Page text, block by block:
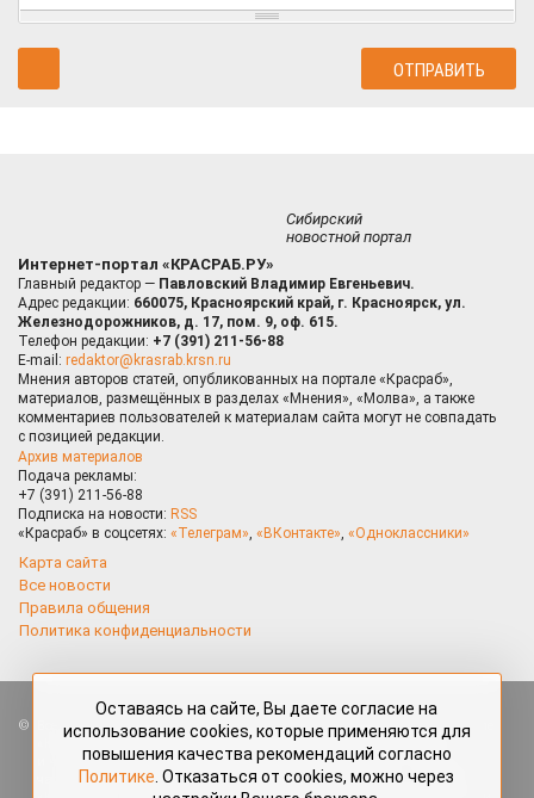
Сибирский
новостной портал
Интернет-портал «КРАСРАБ.РУ»
Главный редактор — Павловский Владимир Евгеньевич.
Адрес редакции: 660075, Красноярский край, г. Красноярск, ул.
Железнодорожников, д. 17, пом. 9, оф. 615.
Телефон редакции: +7 (391) 211-56-88
E-mail: redaktor@krasrab.krsn.ru
Мнения авторов статей, опубликованных на портале «Красраб»,
материалов, размещённых в разделах «Мнения», «Молва», а также
комментариев пользователей к материалам сайта могут не совпадать
с позицией редакции.
Архив материалов
Подача рекламы:
+7 (391) 211-56-88
Подписка на новости: RSS
«Красраб» в соцсетях: «Телеграм», «ВКонтакте», «Одноклассники»
Карта сайта
Все новости
Правила общения
Политика конфиденциальности
Все права защищены. Любые материалы, размещённые на портале
«Красраб.ру» сотрудниками редакции, нештатными авторами
и читателями, являются объектами авторского права. Полное или
частичное использование материалов, размещённых на портале
Оставаясь на сайте, Вы даете согласие на
использование cookies, которые применяются для
повышения качества рекомендаций согласно
Политике . Отказаться от cookies, можно через